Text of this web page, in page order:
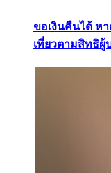
ขอเงินคืนได้ ห
เที่ยวตามสิทธิผู้